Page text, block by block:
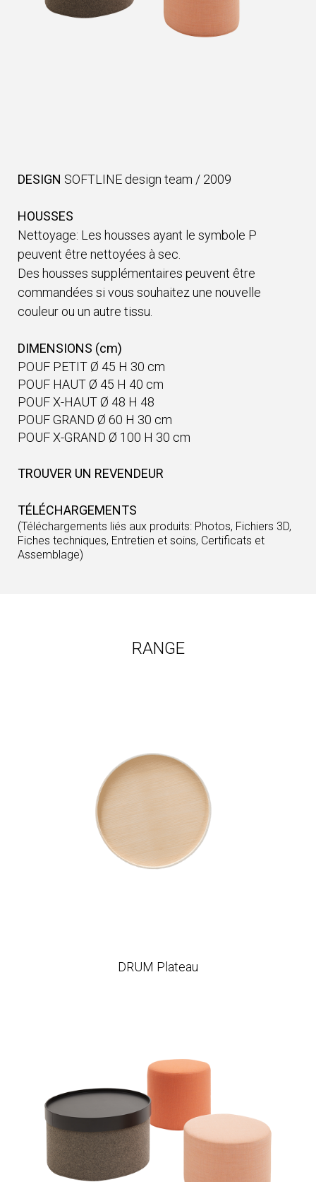
DESIGN SOFTLINE design team / 2009
HOUSSES
Nettoyage: Les housses ayant le symbole P
peuvent être nettoyées à sec.
Des housses supplémentaires peuvent être
commandées si vous souhaitez une nouvelle
couleur ou un autre tissu.
DIMENSIONS (cm)
POUF PETIT Ø 45 H 30 cm
POUF HAUT Ø 45 H 40 cm
POUF X-HAUT Ø 48 H 48
POUF GRAND Ø 60 H 30 cm
POUF X-GRAND Ø 100 H 30 cm
TROUVER UN REVENDEUR
TÉLÉCHARGEMENTS
(Téléchargements liés aux produits: Photos, Fichiers 3D,
Fiches techniques, Entretien et soins, Certificats et
Assemblage)
RANGE
DRUM Plateau